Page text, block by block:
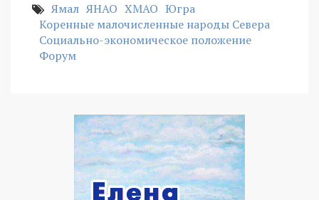
Ямал ЯНАО ХМАО Югра
Коренные малочисленные народы Севера
Социально-экономическое положение
Форум